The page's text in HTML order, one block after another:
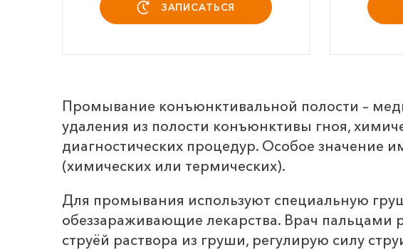
ЗАПИСАТЬСЯ
Промывание конъюнктивальной полости –
удаления из полости конъюнктивы гноя,
диагностических процедур. Особое значение
(химических или термических).
Для промывания используют специальную
обеззараживающие лекарства. Врач пальцами
струёй раствора из груши, регулирую силу